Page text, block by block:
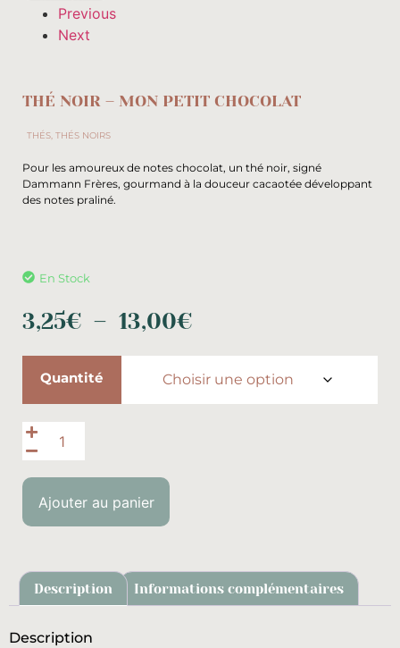
Previous
Next
THÉ NOIR – MON PETIT CHOCOLAT
THÉS, THÉS NOIRS
Pour les amoureux de notes chocolat, un thé noir, signé
Dammann Frères, gourmand à la douceur cacaotée développant
des notes praliné.
En Stock
3,25€ – 13,00€
Quantité
Ajouter au panier
Description Informations complémentaires
Description